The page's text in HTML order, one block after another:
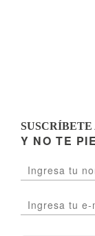
Y NO TE